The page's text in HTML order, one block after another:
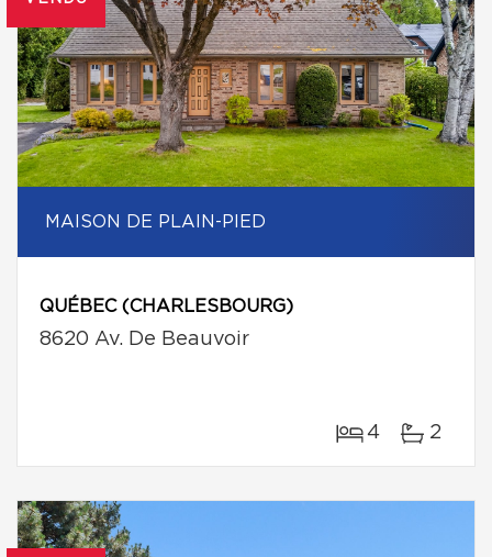
MAISON DE PLAIN-PIED
QUÉBEC (CHARLESBOURG)
8620 Av. De Beauvoir
4 2